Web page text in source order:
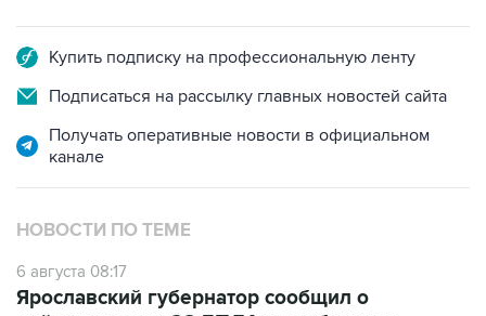
Купить подписку на профессиональную ленту
Подписаться на рассылку главных новостей сайта
Получать оперативные новости в официальном
канале
НОВОСТИ ПО ТЕМЕ
6 августа 08:17
Ярославский губернатор сообщил о